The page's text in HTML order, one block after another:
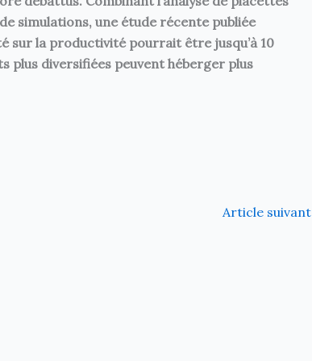
simulations, une étude récente publiée
sur la productivité pourrait être jusqu’à 10
plus diversifiées peuvent héberger plus
Article suivant